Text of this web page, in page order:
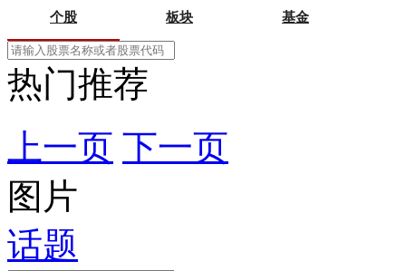
个股 板块 基金
热门推荐
上一页 下一页
图片
话题